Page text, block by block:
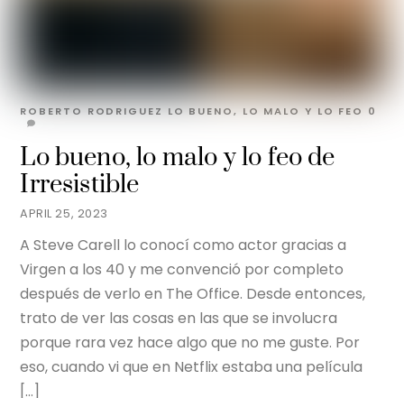
APRIL 25, 2023
Lo bueno, lo malo y lo feo de
Irresistible
ROBERTO RODRIGUEZ LO BUENO, LO MALO Y LO FEO 0
A Steve Carell lo conocí como actor gracias a
Virgen a los 40 y me convenció por completo
después de verlo en The Office. Desde entonces,
trato de ver las cosas en las que se involucra
porque rara vez hace algo que no me guste. Por
eso, cuando vi que en Netflix estaba una película
[…]